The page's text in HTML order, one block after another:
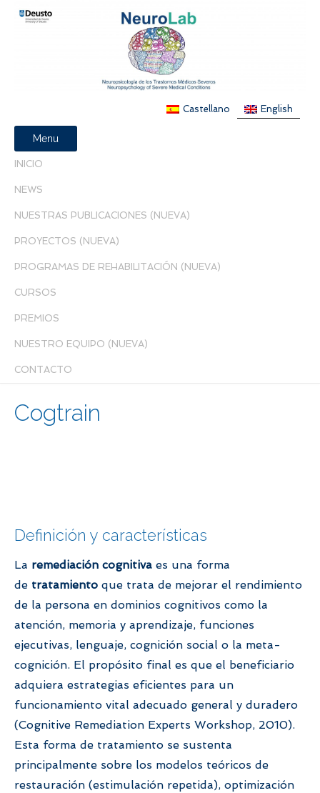
Castellano English
Menu
INICIO
NEWS
NUESTRAS PUBLICACIONES (NUEVA)
PROYECTOS (NUEVA)
PROGRAMAS DE REHABILITACIÓN (NUEVA)
CURSOS
PREMIOS
NUESTRO EQUIPO (NUEVA)
CONTACTO
Cogtrain
Definición y características
La remediación cognitiva es una forma
de tratamiento que trata de mejorar el rendimiento
de la persona en dominios cognitivos como la
atención, memoria y aprendizaje, funciones
ejecutivas, lenguaje, cognición social o la meta-
cognición. El propósito final es que el beneficiario
adquiera estrategias eficientes para un
funcionamiento vital adecuado general y duradero
(Cognitive Remediation Experts Workshop, 2010).
Esta forma de tratamiento se sustenta
principalmente sobre los modelos teóricos de
restauración (estimulación repetida), optimización